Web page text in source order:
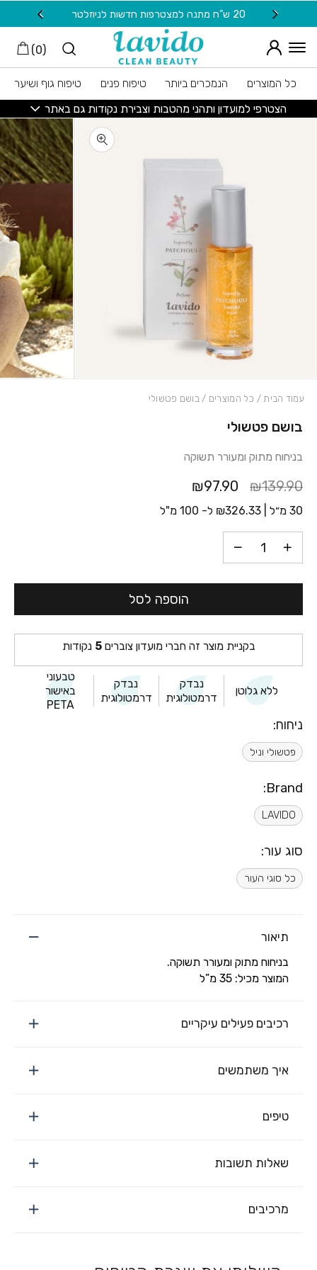
Skip to Content
20 ש"ח מתנה למצטרפות חדשות לניוזלטר
(
0
)
כל המוצרים הנמכרים ביותר טיפוח פנים
טיפוח גוף ושיער
הצטרפי למועדון ותהני מהטבות וצבירת נקודות גם באתר
בושם פטשולי
בניחוח מתוק ומעורר תשוקה
₪139.90
₪97.90
30 מ״ל | ₪326.33 ל- 100 מ"ל
כמות בושם פטשולי
הוספה לסל
בקניית מוצר זה חברי מועדון צוברים5 נקודות
ללא גלוטן
נבדק
דרמטולוגית
נבדק
דרמטולוגית
טבעוני
באישור
PETA
ניחוח:
פטשולי וניל
Brand:
LAVIDO
סוג עור:
כל סוגי העור
עמוד הבית / כל המוצרים / בושם פטשולי
תיאור
בניחוח מתוק ומעורר תשוקה.
המוצר מכיל: 35 מ”ל
רכיבים פעילים עיקריים
איך משתמשים
טיפים
שאלות תשובות
מרכיבים
בחזרה למעלה